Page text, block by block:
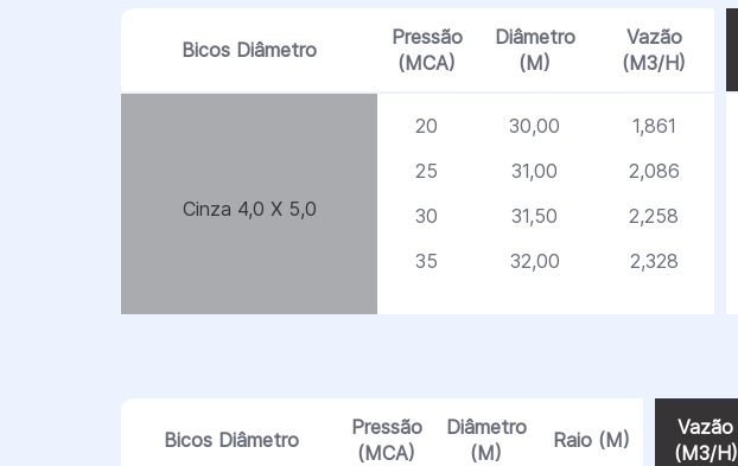
Bicos Diâmetro
Pressão
(MCA)
Diâmetro
(M)
Vazão
(M3/H)
Cinza 4,0 X 5,0
20 30,00 1,861
25 31,00
2,086
30
31,50
2,258
35
32,00 2,328
Bicos Diâmetro
Pressão
(MCA)
Diâmetro
(M)
Raio (M)
Vazão
(M3/H)